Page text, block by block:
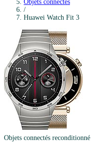
Objets connectés
/
Huawei Watch Fit 3
Objets connectés reconditionné